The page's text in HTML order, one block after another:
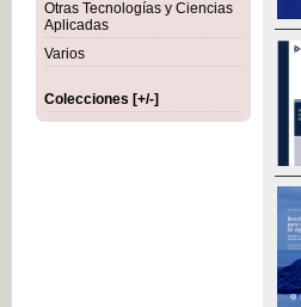
Otras Tecnologías y Ciencias
Aplicadas
Varios
Colecciones [+/-]